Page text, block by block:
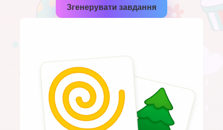
Згенерувати завдання